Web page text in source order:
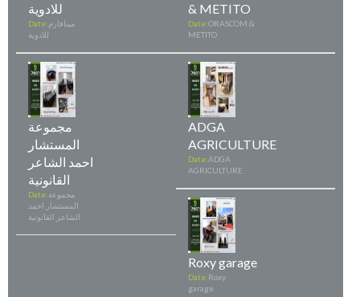
للادوية
Date: مينافارم
للادوية
& METITO
Date:ORASCOM &
METITO
مجموعة
المستشار
احمد الشاعر
القانونية
Date:مجموعة
المستشار احمد
الشاعر القانونية
ADGA
AGRICULTURE
Date:ADGA
AGRICULTURE
Roxy garage
Date:Roxy
garage